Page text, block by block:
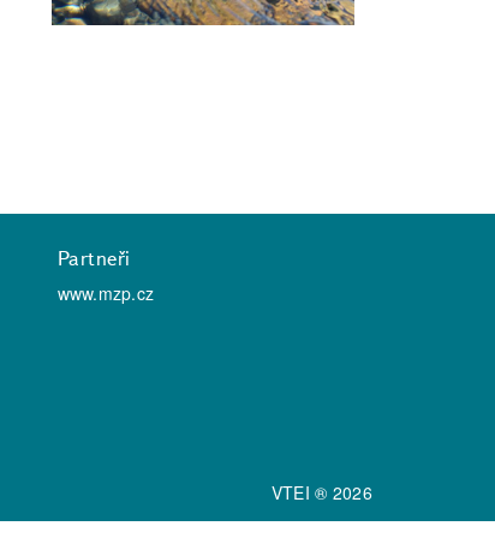
Partneři
www.mzp.cz
VTEI ® 2026